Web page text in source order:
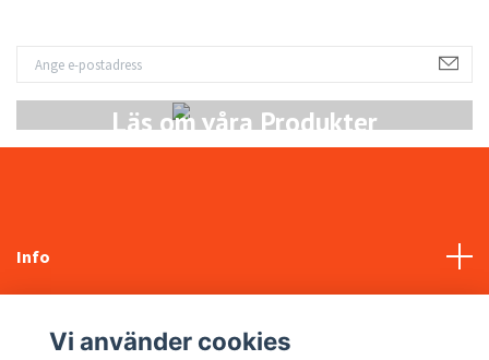
Läs om våra Produkter
Info
Vi använder cookies